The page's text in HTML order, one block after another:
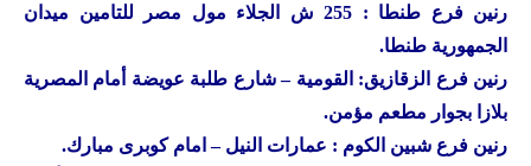
رنين
فرع طنطا : 255 ش الجلاء مول مصر للتامين ميدان
الجمهورية طنطا.
رنين فرع الزقازيق: القومية – شارع طلبة عويضة أمام المصرية
بلازا بجوار مطعم مؤمن.
رنين فرع شبين الكوم : عمارات النيل – امام كوبرى مبارك.